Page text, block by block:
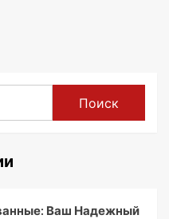
Поиск
Ваш Надежный